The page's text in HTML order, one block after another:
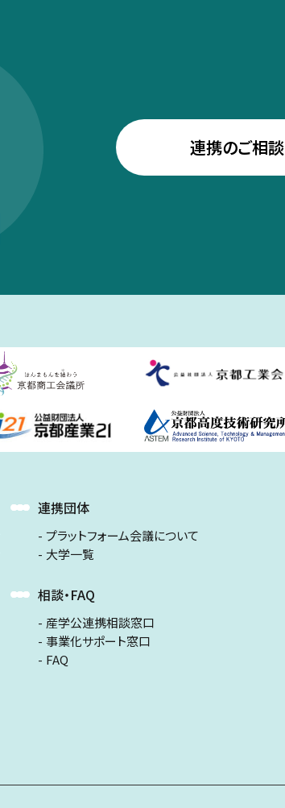
連携のご相談
連携団体
プラットフォーム会議について
大学一覧
相談・FAQ
産学公連携相談窓口
事業化サポート窓口
FAQ